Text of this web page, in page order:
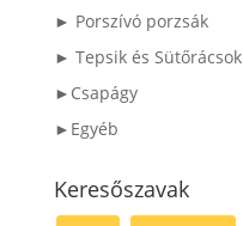
► Porszívó porzsák
► Tepsik és Sütőrácsok
►Csapágy
►Egyéb
Keresőszavak